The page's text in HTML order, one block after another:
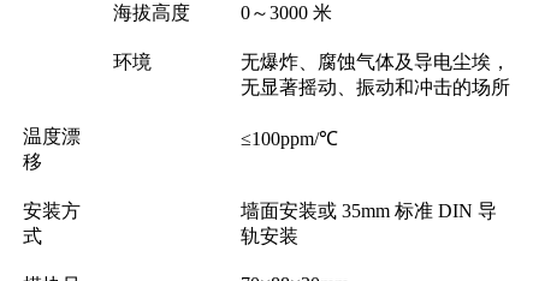
海拔高度 0～3000 米
环境
无爆炸、腐蚀气体及导电尘埃，
无显著摇动、振动和冲击的场所
温度漂
移
≤100ppm/℃
安装方
式
墙面安装或 35mm 标准 DIN 导
轨安装